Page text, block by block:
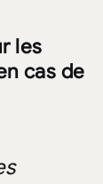
les
cas de